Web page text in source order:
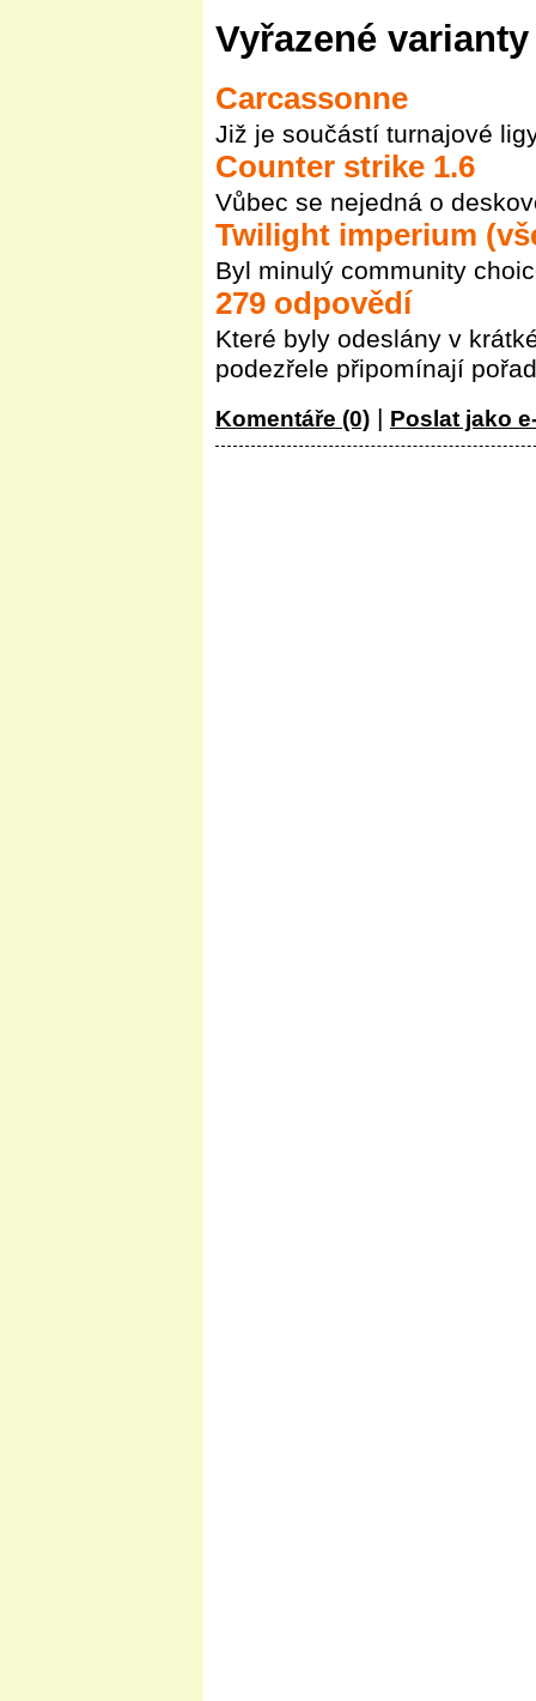
Vyřazené varianty
Carcassonne
Již je součástí turnajové
Counter strike 1.6
Vůbec se nejedná o
Twilight imperium
Byl minulý community
279 odpovědí
Které byly odeslány v
podezřele připomínají
Komentáře (0) | Poslat jako